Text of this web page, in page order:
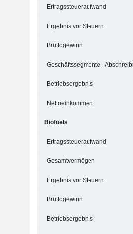
Ertragssteueraufwand
Ergebnis vor Steuern
Bruttogewinn
Betriebsergebnis
Nettoeinkommen
Biofuels
Ertragssteueraufwand
Gesamtvermögen
Ergebnis vor Steuern
Bruttogewinn
Betriebsergebnis